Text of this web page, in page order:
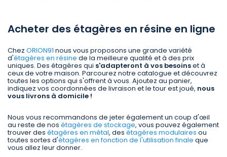
Acheter des étagères en résine en ligne
Chez ORION91 nous vous proposons une grande variété
d'étagères en résine de la meilleure qualité et à des prix
uniques. Des étagères qui s'adapteront à vos besoinset à
ceux de votre maison. Parcourez notre catalogue et découvrez
toutes les options qui s'offrent à vous. Ajoutez au panier,
indiquez vos coordonnées de livraison et le tour est joué, nous
vous livrons à domicile !
Nous vous recommandons de jeter également un coup d'œil
au reste de nos étagères de stockage, vous pouvez également
trouver des étagères en métal, des étagères modulaires ou
toutes sortes d'étagères en fonction de l'utilisation finale que
vous allez leur donner.